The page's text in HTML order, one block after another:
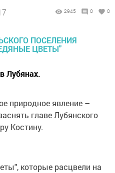
2945 0 0
Лубянах.
природное явление –
главе Лубянского
Костину.
которые расцвели на